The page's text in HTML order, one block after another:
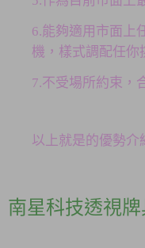
6.能夠適用市面上
機，樣式調配任你
7.不受場所約束，
以上就是的優勢介
南星科技透視